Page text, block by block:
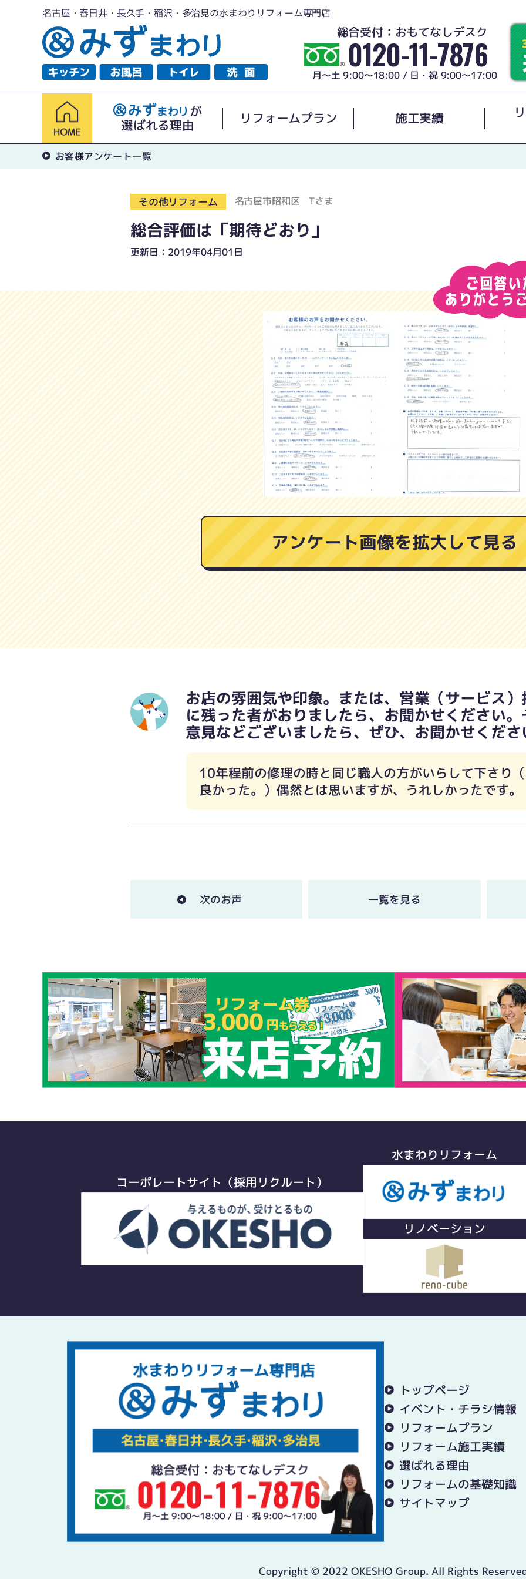
名古屋・春日井・長久手・稲沢・多治見の水まわりリフォーム専門店
総合受付：おもてなしデスク
0120-11-7876
月～土 9:00～18:00 / 日・祝 9:00～17:00
が
選ばれる理由
リフォームプラン 施工実績
お客様アンケート一覧
その他リフォーム 名古屋市昭和区 Tさま
総合評価は「期待どおり」
更新日：2019年04月01日
アンケート画像を拡大して見る
お店の雰囲気や印象。または、営業（サービス
に残った者がおりましたら、お聞かせください
意見などございましたら、ぜひ、お聞かせくださ
10年程前の修理の時と同じ職人の方がいらして下さり
良かった。）偶然とは思いますが、うれしかったです。
次のお声 一覧を見る
コーポレートサイト（採用リクルート）
水まわりリフォーム
リノベーション
トップページ
イベント・チラシ情報
リフォームプラン
リフォーム施工実績
選ばれる理由
リフォームの基礎知識
サイトマップ
Copyright © 2022 OKESHO Group. All Rights